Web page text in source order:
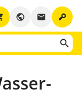
key
email
public